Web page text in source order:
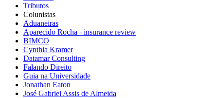
Tributos
Colunistas
Aduaneiras
Aparecido Rocha - insurance review
BIMCO
Cynthia Kramer
Datamar Consulting
Falando Direito
Guia na Universidade
Jonathan Eaton
José Gabriel Assis de Almeida